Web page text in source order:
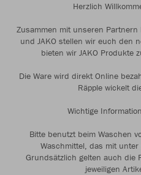
Herzlich
Zusammen mit unseren
und JAKO stellen wir euch den
bieten wir JAKO Produkte
Die Ware wird direkt Online
Räpple wickelt
Wichtige
Bitte benutzt beim Waschen
Waschmittel, das mit
Grundsätzlich gelten auch die
jeweiligen